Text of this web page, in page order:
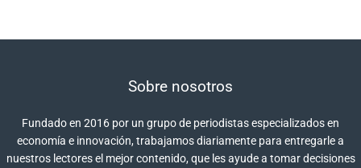
Sobre nosotros
Fundado en 2016 por un grupo de periodistas especializados en
economía e innovación, trabajamos diariamente para entregarle a
nuestros lectores el mejor contenido, que les ayude a tomar decisiones